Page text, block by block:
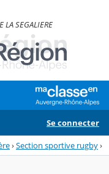
LA SEGALIERE
Se connecter
›Section sportive rugby›